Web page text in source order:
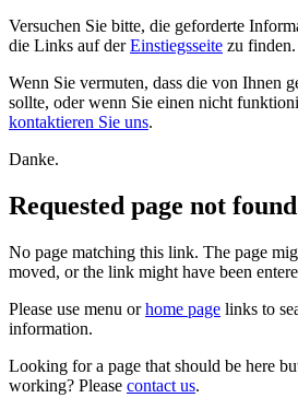
Versuchen Sie bitte, die geforderte
die Links auf derEinstiegsseite zu finden.
Wenn Sie vermuten, dass die von Ihnen
sollte, oder wenn Sie einen nicht
kontaktieren Sie uns.
Danke.
Requested page not found
No page matching this link. The page
moved, or the link might have been
Please use menu orhome page links to
information.
Looking for a page that should be here
working? Please contact us.